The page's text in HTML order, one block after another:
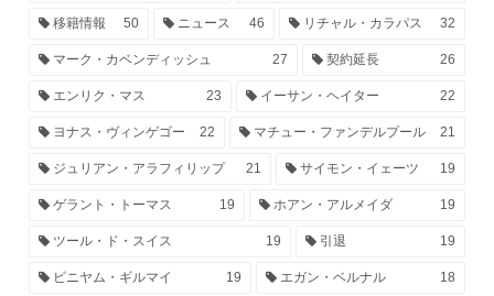
移籍情報 50 ニュース 46 リチャル・カラパス 32
マーク・カベンディッシュ 27 契約延長 26
エンリク・マス 23 イーサン・ヘイター 22
ヨナス・ヴィンゲゴー 22 マチュー・ファンデルプール 21
ジュリアン・アラフィリップ 21 サイモン・イェーツ 19
ゲラント・トーマス 19 ホアン・アルメイダ 19
ツール・ド・スイス 19 引退 19
ビニヤム・ギルマイ 19 エガン・ベルナル 18